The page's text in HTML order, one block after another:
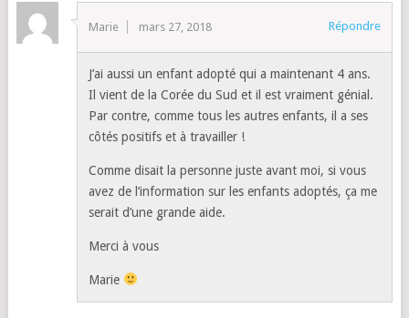
Marie mars 27, 2018 Répondre
J’ai aussi un enfant adopté qui a maintenant 4 ans.
Il vient de la Corée du Sud et il est vraiment génial.
Par contre, comme tous les autres enfants, il a ses
côtés positifs et à travailler !
Comme disait la personne juste avant moi, si vous
avez de l’information sur les enfants adoptés, ça me
serait d’une grande aide.
Merci à vous
Marie